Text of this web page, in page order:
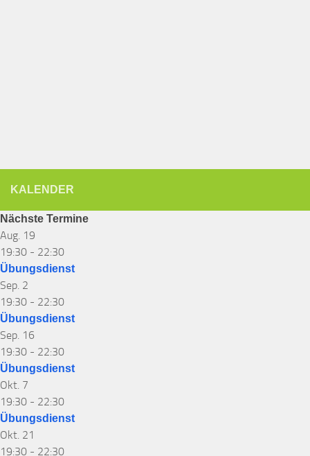
KALENDER
Nächste Termine
Aug. 19
19:30 - 22:30
Übungsdienst
Sep. 2
19:30 - 22:30
Übungsdienst
Sep. 16
19:30 - 22:30
Übungsdienst
Okt. 7
19:30 - 22:30
Übungsdienst
Okt. 21
19:30 - 22:30